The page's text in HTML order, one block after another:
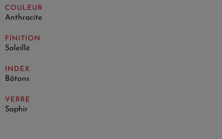
COULEUR
Anthracite
FINITION
Soleillé
INDEX
Bâtons
VERRE
Saphir